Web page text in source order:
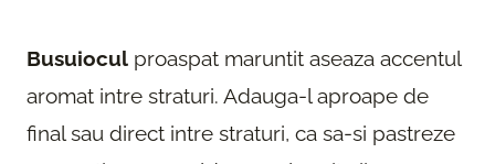
Busuiocul proaspat maruntit aseaza accentul
aromat intre straturi. Adauga-l aproape de
final sau direct intre straturi, ca sa-si pastreze